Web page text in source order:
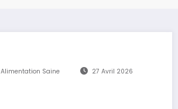
Alimentation Saine 27 Avril 2026